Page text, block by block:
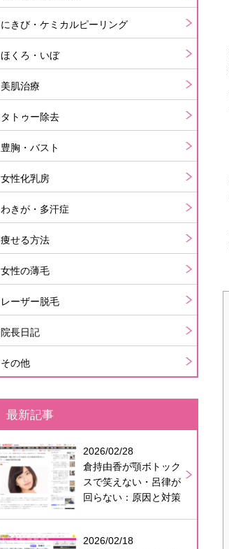
にきび・ケミカルピーリング
ほくろ・いぼ
美肌治療
タトゥー除去
豊胸・バスト
女性化乳房
わきが・多汗症
痩せる方法
女性の薄毛
レーザー脱毛
院長日記
その他
最新記事
2026/02/28
倉持由香が顎ボトック
スで笑えない・呂律が
回らない：原因と対策
2026/02/18